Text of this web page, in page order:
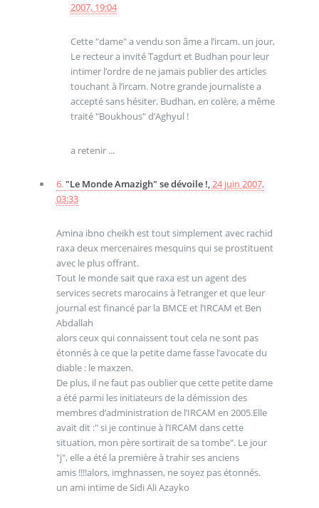
2007, 19:04
Cette "dame" a vendu son âme a l’ircam. un jour,
Le recteur a invité Tagdurt et Budhan pour leur
intimer l’ordre de ne jamais publier des articles
touchant à l’ircam. Notre grande journaliste a
accepté sans hésiter. Budhan, en colère, a même
traité "Boukhous" d’Aghyul !
a retenir ...
6. "Le Monde Amazigh" se dévoile !,24 juin 2007,
03:33
Amina ibno cheikh est tout simplement avec rachid
raxa deux mercenaires mesquins qui se prostituent
avec le plus offrant.
Tout le monde sait que raxa est un agent des
services secrets marocains à l’etranger et que leur
journal est financé par la BMCE et l’IRCAM et Ben
Abdallah
alors ceux qui connaissent tout cela ne sont pas
étonnés à ce que la petite dame fasse l’avocate du
diable : le maxzen.
De plus, il ne faut pas oublier que cette petite dame
a été parmi les initiateurs de la démission des
membres d’administration de l’IRCAM en 2005.Elle
avait dit :" si je continue à l’IRCAM dans cette
situation, mon père sortirait de sa tombe". Le jour
"j", elle a été la première à trahir ses anciens
amis !!!!alors, imghnassen, ne soyez pas étonnés.
un ami intime de Sidi Ali Azayko